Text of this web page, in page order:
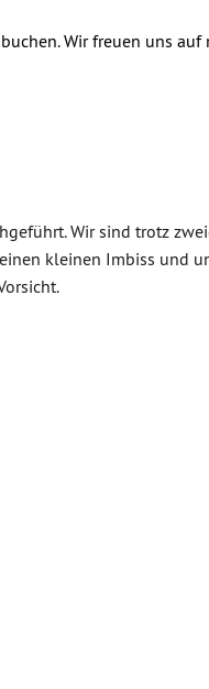
Wir freuen uns auf
Wir sind trotz
kleinen Imbiss und